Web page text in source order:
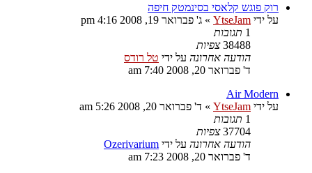
רוק פוגש קלאסי בסינמטק חיפה
על ידי YtseJam
» ג' פברואר 19, 2008 4:16 pm
1 תגובות
38488 צפיות
הודעה אחרונה על ידי טל רודס
ד' פברואר 20, 2008 7:40 am
Air Modern
על ידי YtseJam
» ד' פברואר 20, 2008 5:26 am
1 תגובות
37704 צפיות
הודעה אחרונה על ידי Ozerivarium
ד' פברואר 20, 2008 7:23 am